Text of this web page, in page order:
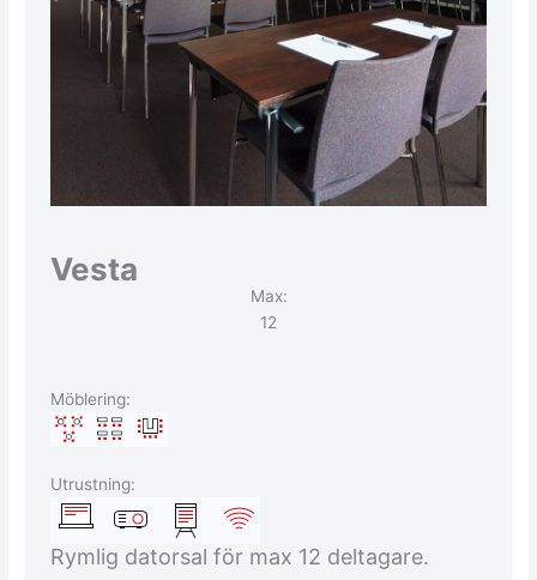
Vesta
Max:
12
Möblering:
Utrustning:
Rymlig datorsal för max 12 deltagare.